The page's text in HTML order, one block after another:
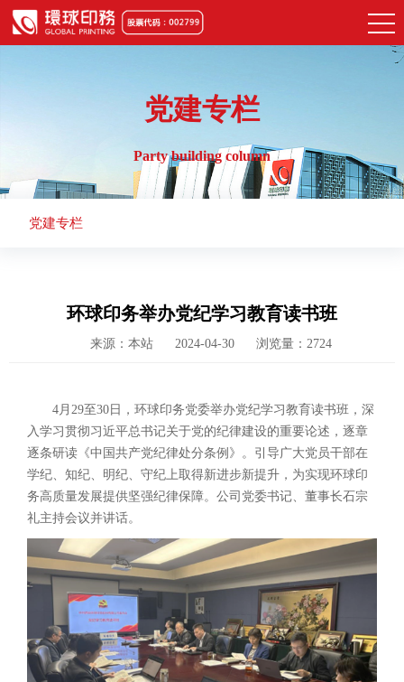
党建专栏
Party building column
党建专栏
环球印务举办党纪学习教育读书班
来源：本站 2024-04-30 浏览量：2724
4月29至30日，环球印务党委举办党纪学习教育读书班，深
入学习贯彻习近平总书记关于党的纪律建设的重要论述，逐章
逐条研读《中国共产党纪律处分条例》。引导广大党员干部在
学纪、知纪、明纪、守纪上取得新进步新提升，为实现环球印
务高质量发展提供坚强纪律保障。公司党委书记、董事长石宗
礼主持会议并讲话。